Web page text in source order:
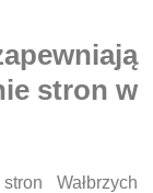
stron w
Wałbrzych